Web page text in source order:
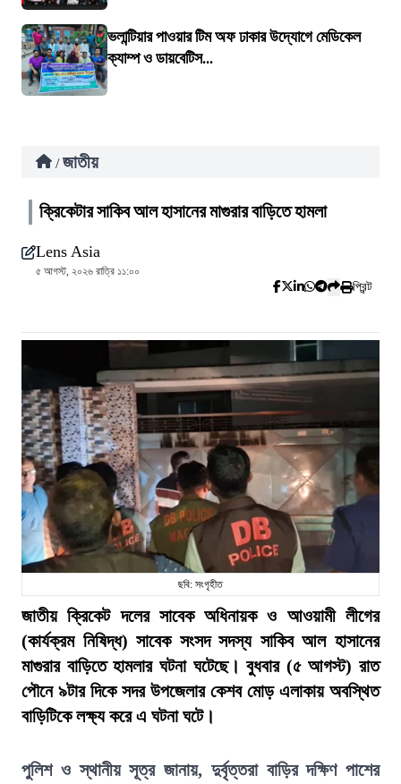
ভলান্টিয়ার পাওয়ার টিম অফ ঢাকার উদ্যোগে মেডিকেল
ক্যাম্প ও ডায়বেটিস...
/ জাতীয়
ক্রিকেটার সাকিব আল হাসানের মাগুরার বাড়িতে হামলা
Lens Asia
৫ আগস্ট, ২০২৬ রাত্রি ১১:০০
প্রিন্ট
ছবি: সংগৃহীত
জাতীয় ক্রিকেট দলের সাবেক অধিনায়ক ও আওয়ামী লীগের
(কার্যক্রম নিষিদ্ধ) সাবেক সংসদ সদস্য সাকিব আল হাসানের
মাগুরার বাড়িতে হামলার ঘটনা ঘটেছে। বুধবার (৫ আগস্ট) রাত
পৌনে ৯টার দিকে সদর উপজেলার কেশব মোড় এলাকায় অবস্থিত
বাড়িটিকে লক্ষ্য করে এ ঘটনা ঘটে।
পুলিশ ও স্থানীয় সূত্র জানায়, দুর্বৃত্তরা বাড়ির দক্ষিণ পাশের